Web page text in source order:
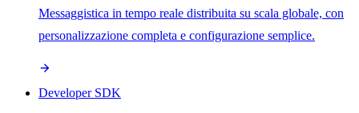
Messaggistica in tempo reale distribuita su scala globale, con
personalizzazione completa e configurazione semplice.
Developer SDK